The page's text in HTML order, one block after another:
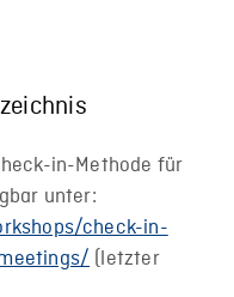
in-Methode für
unter:
check-in-
(letzter